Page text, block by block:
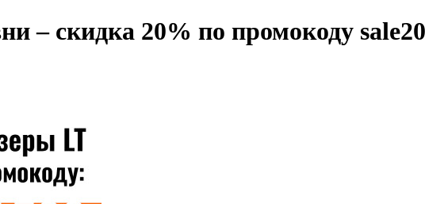
– скидка 20% по промокоду